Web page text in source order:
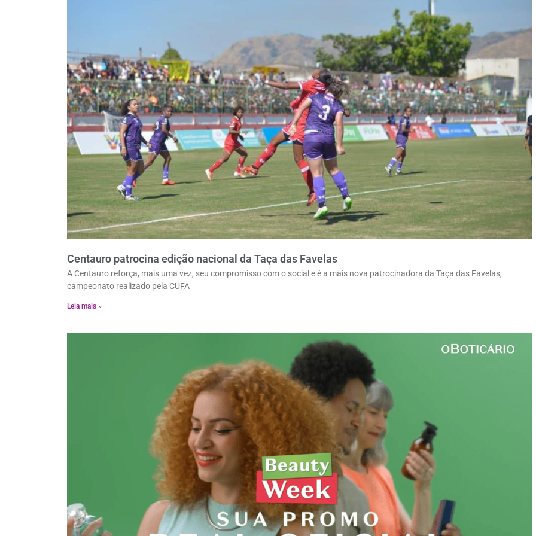
Centauro patrocina edição nacional da Taça das Favelas
A Centauro reforça, mais uma vez, seu compromisso com o social e é a mais nova patrocinadora da Taça das Favelas,
campeonato realizado pela CUFA
Leia mais »